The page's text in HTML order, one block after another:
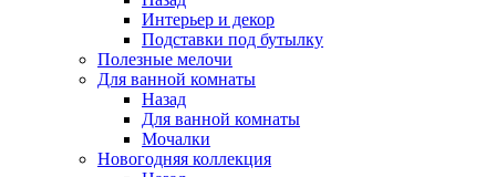
Интерьер и декор
Подставки под бутылку
Полезные мелочи
Для ванной комнаты
Назад
Для ванной комнаты
Мочалки
Новогодняя коллекция